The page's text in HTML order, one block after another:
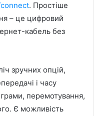
. Простіше
– це цифровий
кабель без
зручних опцій,
і часу
перемотування,
Є можливість